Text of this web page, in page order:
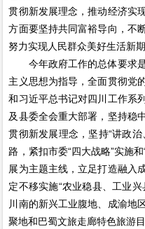
贯彻新发展理念，推动经济实
方面要坚持共同富裕导向，不
努力实现人民群众美好生活新期
今年政府工作的总体要求是
主义思想为指导，全面贯彻党
和习近平总书记对四川工作系
及县委全会重大部署，坚持稳
贯彻新发展理念，坚持“讲政
路，紧扣市委“四大战略”实施
展为主题主线，立足打造融入
定不移实施“农业稳县、工业
川南的新兴工业腹地、成渝地
聚地和巴蜀文旅走廊特色旅游目